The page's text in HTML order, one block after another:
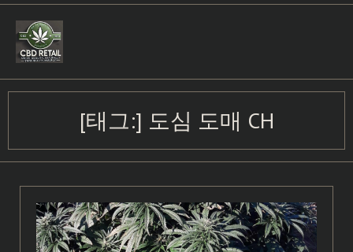
Skip
content
[태그:] 도심 도매 CH